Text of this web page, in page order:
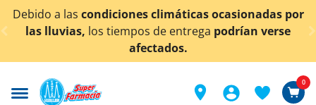
< div class="carousel-inner">
climáticas ocasionadas por
los tiempos de entregapodrían verse
¡Ahora
0